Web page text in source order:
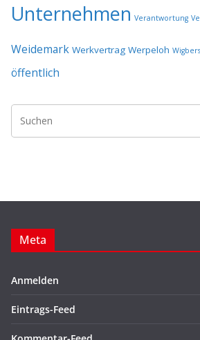
Unternehmen Verantwortung
Weidemark Werkvertrag Werpeloh Wigbers
öffentlich
Meta
Anmelden
Eintrags-Feed